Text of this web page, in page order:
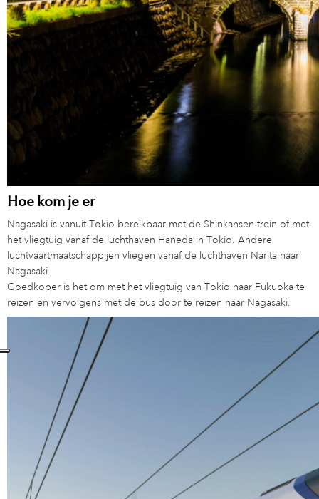
Hoe kom je er
Nagasaki is vanuit Tokio bereikbaar met de Shinkansen-trein of met
het vliegtuig vanaf de luchthaven Haneda in Tokio. Andere
luchtvaartmaatschappijen vliegen vanaf de luchthaven Narita naar
Nagasaki.
Goedkoper is het om met het vliegtuig van Tokio naar Fukuoka te
reizen en vervolgens met de bus door te reizen naar Nagasaki.